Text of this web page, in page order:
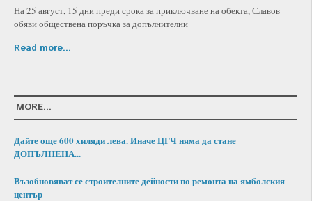
На 25 август, 15 дни преди срока за приключване на обекта, Славов
обяви обществена поръчка за допълнителни
Read more...
MORE...
Дайте още 600 хиляди лева. Иначе ЦГЧ няма да стане
ДОПЪЛНЕНА...
Възобновяват се строителните дейности по ремонта на ямболския
център